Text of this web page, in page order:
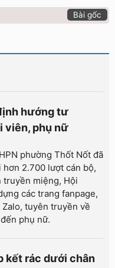
Bài gốc
hướng tư
viên, phụ nữ
phường Thốt Nốt đã
2.700 lượt cán bộ,
truyền miệng, Hội
các trang fanpage,
tuyên truyền về
phụ nữ.
kết rác dưới chân